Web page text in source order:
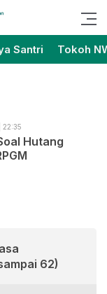
Santri Tokoh
22:35
Hutang
62)